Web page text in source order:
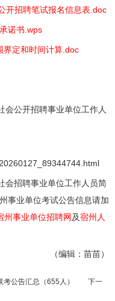
开招聘笔试报名信息表.doc
诺书.wps
界定和时间计算.doc
公开招聘事业单位工作人
招聘事业单位工作人员简
事业单位考试公告信息请加
州事业单位招聘网及宿州人
（编辑：苗苗）
公告汇总（655人）
下一